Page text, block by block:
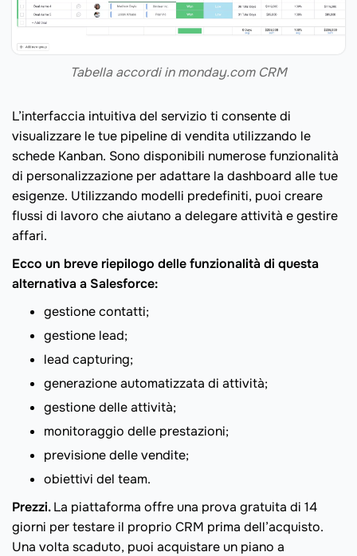
Tabella accordi in monday.com CRM
L’interfaccia intuitiva del servizio ti consente di
visualizzare le tue pipeline di vendita utilizzando le
schede Kanban. Sono disponibili numerose funzionalità
di personalizzazione per adattare la dashboard alle tue
esigenze. Utilizzando modelli predefiniti, puoi creare
flussi di lavoro che aiutano a delegare attività e gestire
affari.
Ecco un breve riepilogo delle funzionalità di questa
alternativa a Salesforce:
gestione contatti;
gestione lead;
lead capturing;
generazione automatizzata di attività;
gestione delle attività;
monitoraggio delle prestazioni;
previsione delle vendite;
obiettivi del team.
Prezzi.La piattaforma offre una prova gratuita di 14
giorni per testare il proprio CRM prima dell’acquisto.
Una volta scaduto, puoi acquistare un piano a